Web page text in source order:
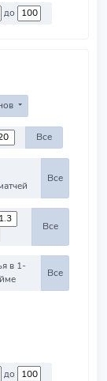
до
Все
Все
Все
в 1-
Все
до